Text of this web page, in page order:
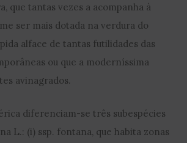
que tantas vezes a acompanha à
ser mais dotada na verdura do
alface de tantas futilidades das
ou que a moderníssima
avinagrados.
diferenciam-se três subespécies
L.: (i) ssp. fontana, que habita zonas